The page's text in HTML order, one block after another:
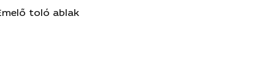
toló ablak